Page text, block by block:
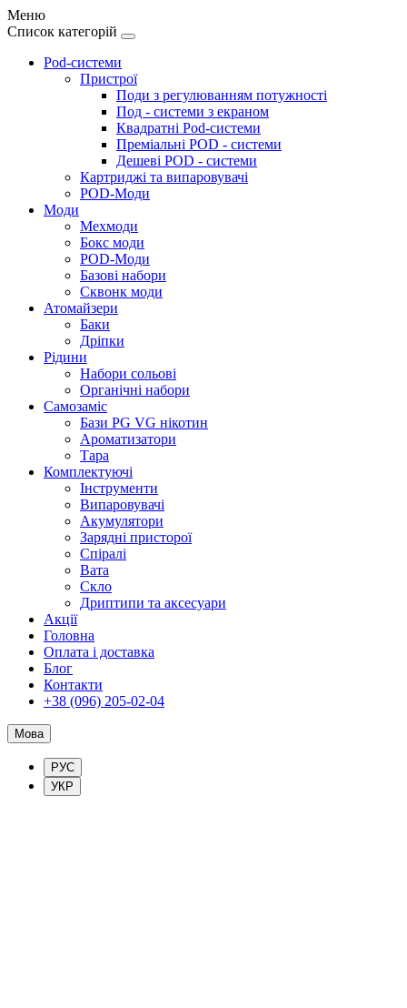
Меню
Список категорій
Pod-системи
Пристрої
Поди з регулюванням потужності
Под - системи з екраном
Квадратні Pod-системи
Преміальні POD - системи
Дешеві POD - системи
Картриджі та випаровувачі
POD-Моди
Моди
Мехмоди
Бокс моди
POD-Моди
Базові набори
Сквонк моди
Атомайзери
Баки
Дріпки
Рідини
Набори сольові
Органічні набори
Самозаміс
Бази PG VG нікотин
Ароматизатори
Тара
Комплектуючі
Інструменти
Випаровувачі
Акумулятори
Зарядні присторої
Спіралі
Вата
Скло
Дриптипи та аксесуари
Акції
Головна
Оплата і доставка
Блог
Контакти
+38 (096) 205-02-04
Мова
РУС
УКР